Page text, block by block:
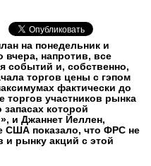
на понедельник и
вчера, напротив, все
событий и, собственно,
торгов цены с гэпом
фактически до
торгов участников рынка
которой
и Джаннет Йеллен,
США показало, что ФРС не
и рынку акций с этой